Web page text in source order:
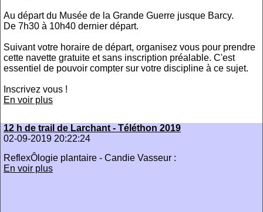
Au départ du Musée de la Grande Guerre jusque Barcy.
De 7h30 à 10h40 dernier départ.
Suivant votre horaire de départ, organisez vous pour prendre
cette navette gratuite et sans inscription préalable. C'est
essentiel de pouvoir compter sur votre discipline à ce sujet.
Inscrivez vous !
En voir plus
12 h de trail de Larchant - Téléthon 2019
02-09-2019 20:22:24
ReflexÔlogie plantaire - Candie Vasseur :
En voir plus